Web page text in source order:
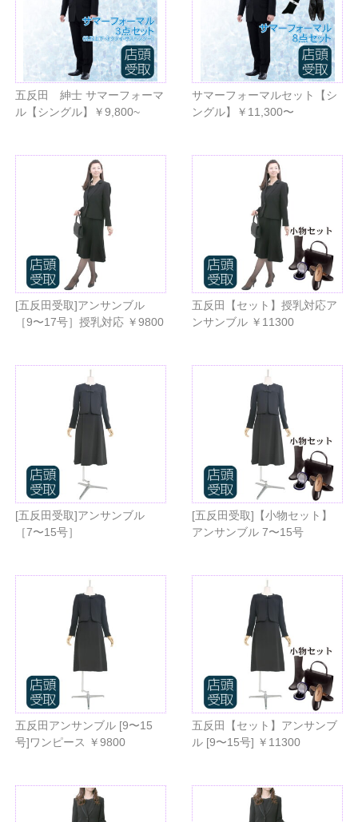
五反田 紳士 サマーフォーマ
ル【シングル】￥9,800~
サマーフォーマルセット【シ
ングル】￥11,300〜
[五反田受取]アンサンブル
［9〜17号］授乳対応 ￥9800
五反田【セット】授乳対応ア
ンサンブル ￥11300
[五反田受取]アンサンブル
［7〜15号］
[五反田受取]【小物セット】
アンサンブル 7〜15号
五反田アンサンブル [9〜15
号]ワンピース ￥9800
五反田【セット】アンサンブ
ル [9〜15号] ￥11300